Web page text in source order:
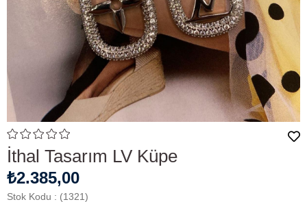
İthal Tasarım LV Küpe
₺2.385,00
Stok Kodu (1321)